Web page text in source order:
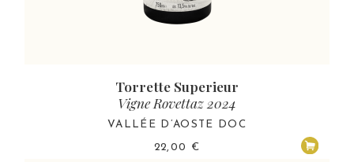
Torrette Superieur
Vigne Rovettaz 2024
VALLÉE D’AOSTE DOC
22,00 €